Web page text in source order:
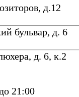
д.12
бульвар, д. 6
д. 6, к.2
21:00